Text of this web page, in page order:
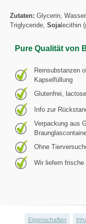
Zutaten: Glycerin,
Triglyceride, Soja lecithin
Pure Qualität von
Reinsubstanzen
Kapselfüllung
Glutenfrei,
Info zur
Verpackung aus
Ohne
Wir liefern frische
Eigenschaften